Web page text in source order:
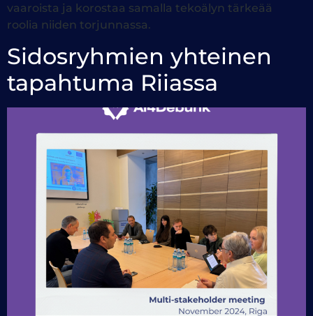
vaaroista ja korostaa samalla tekoälyn tärkeää
roolia niiden torjunnassa.
Sidosryhmien yhteinen
tapahtuma Riiassa